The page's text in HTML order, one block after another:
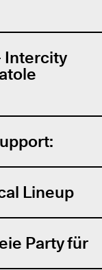
Intercity
Lineup
Party für